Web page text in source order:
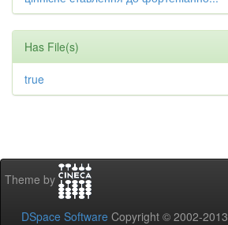
Has File(s)
true
Theme by
DSpace Software Copyright © 2002-2013